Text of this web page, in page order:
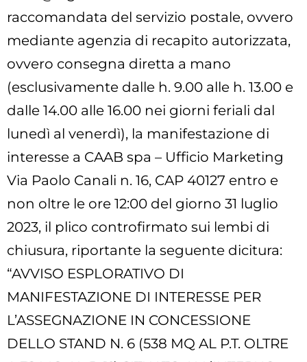
raccomandata del servizio postale, ovvero
mediante agenzia di recapito autorizzata,
ovvero consegna diretta a mano
(esclusivamente dalle h. 9.00 alle h. 13.00 e
dalle 14.00 alle 16.00 nei giorni feriali dal
lunedì al venerdì), la manifestazione di
interesse a CAAB spa – Ufficio Marketing
Via Paolo Canali n. 16, CAP 40127 entro e
non oltre le ore 12:00 del giorno 31 luglio
2023, il plico controfirmato sui lembi di
chiusura, riportante la seguente dicitura:
“AVVISO ESPLORATIVO DI
MANIFESTAZIONE DI INTERESSE PER
L’ASSEGNAZIONE IN CONCESSIONE
DELLO STAND N. 6 (538 MQ AL P.T. OLTRE